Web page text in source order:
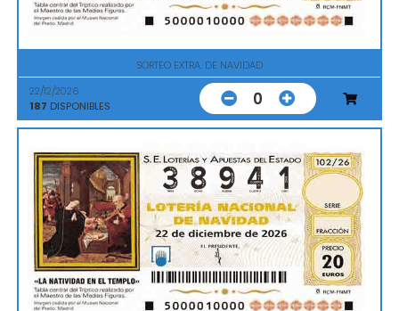
SORTEO EXTRA. DE NAVIDAD
22/12/2026
187 DISPONIBLES 0